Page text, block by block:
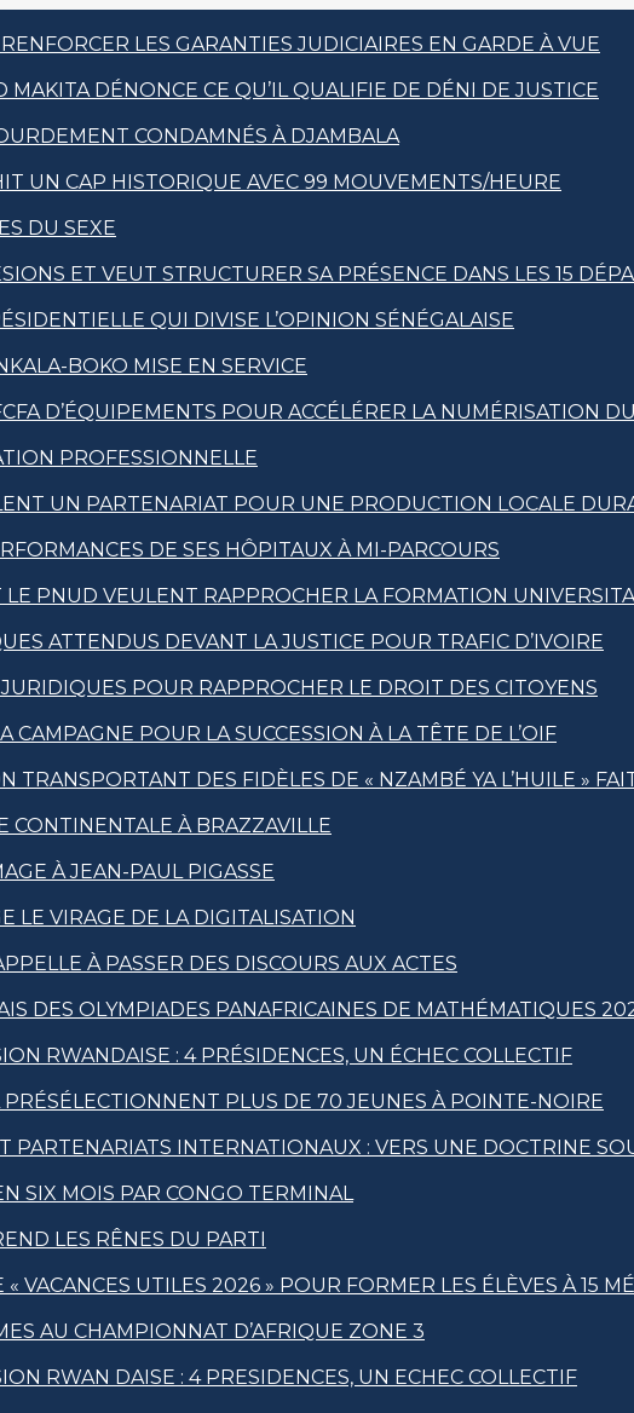
LES GARANTIES JUDICIAIRES EN GARDE À VUE
MAKITA DÉNONCE CE QU’IL QUALIFIE DE DÉNI DE JUSTICE
CONDAMNÉS À DJAMBALA
UN CAP HISTORIQUE AVEC 99 MOUVEMENTS/HEURE
DU SEXE
ET VEUT STRUCTURER SA PRÉSENCE DANS LES 15
QUI DIVISE L’OPINION SÉNÉGALAISE
BOKO MISE EN SERVICE
D’ÉQUIPEMENTS POUR ACCÉLÉRER LA NUMÉRISATION
PROFESSIONNELLE
UN PARTENARIAT POUR UNE PRODUCTION LOCALE
DE SES HÔPITAUX À MI-PARCOURS
PNUD VEULENT RAPPROCHER LA FORMATION
ATTENDUS DEVANT LA JUSTICE POUR TRAFIC D’IVOIRE
POUR RAPPROCHER LE DROIT DES CITOYENS
POUR LA SUCCESSION À LA TÊTE DE L’OIF
TRANSPORTANT DES FIDÈLES DE « NZAMBÉ YA L’HUILE »
CONTINENTALE À BRAZZAVILLE
À JEAN-PAUL PIGASSE
LE VIRAGE DE LA DIGITALISATION
À PASSER DES DISCOURS AUX ACTES
DES OLYMPIADES PANAFRICAINES DE MATHÉMATIQUES
RWANDAISE : 4 PRÉSIDENCES, UN ÉCHEC COLLECTIF
PLUS DE 70 JEUNES À POINTE-NOIRE
PARTENARIATS INTERNATIONAUX : VERS UNE DOCTRINE
SIX MOIS PAR CONGO TERMINAL
LES RÊNES DU PARTI
VACANCES UTILES 2026 » POUR FORMER LES ÉLÈVES À 15
AU CHAMPIONNAT D’AFRIQUE ZONE 3
RWAN DAISE : 4 PRESIDENCES, UN ECHEC COLLECTIF